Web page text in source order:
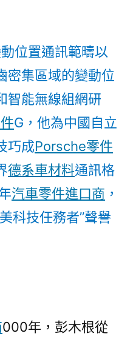
位置通訊範疇以
密集區域的變動位
智能無線組網研
G，他為中國自立
巧成Porsche零件
德系車材料通訊格
汽車零件進口商 ，
科技任務者”聲譽
000年，彭木根從